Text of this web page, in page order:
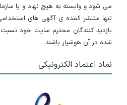
می شود و وابسته به هیچ نهاد و یا
تنها منتشر کننده ی آگهی های
بازدید کنندگان محترم سایت خود
شده در آن هوشیار باشند.
نماد اعتماد الکترونیکی